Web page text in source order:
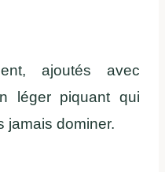
ajoutés avec
léger piquant qui
jamais dominer.